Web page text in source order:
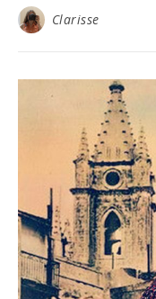
Clarisse